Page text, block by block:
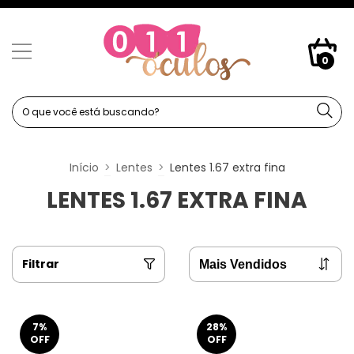
0
Início > Lentes > Lentes 1.67 extra fina
LENTES 1.67 EXTRA FINA
Filtrar
7%
OFF
28%
OFF